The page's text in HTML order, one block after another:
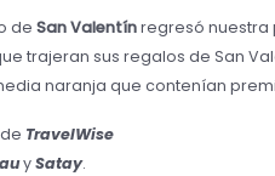
de San Valentínregresó nuestra
trajeran sus regalos de San
naranja que contenían
TravelWise
ySatay.